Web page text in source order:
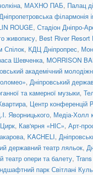
, МАХНО ПАБ, Палац
філармонія
ROUGE, Стадіон Дніпро-
живопису, Best River Resort
Спілок, КДЦ Дніпропрес,
Шевченка, MORRISON
академічний
, Дніпровський
та камерної музыки,
, Центр конференцій
Яворницького, Медіа-Холл
Цирк, Кав'ярня «НІС», Арт-
, KACHELI,
державний театр ляльок,
театр опери та балету,
парк Світлані